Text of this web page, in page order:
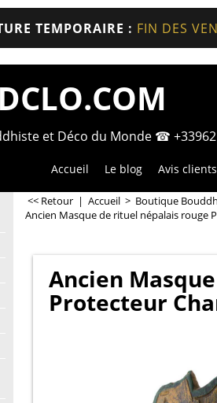
TEMPORAIRE : FIN DES
et Déco du Monde ☎
Accueil Le blog Avis
<< Retour | Accueil > Boutique
Ancien Masque de rituel népalais rouge
Ancien
Protecteur